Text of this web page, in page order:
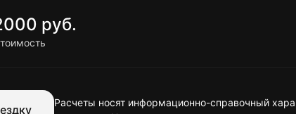
руб.
Расчеты носят информационно-справочный